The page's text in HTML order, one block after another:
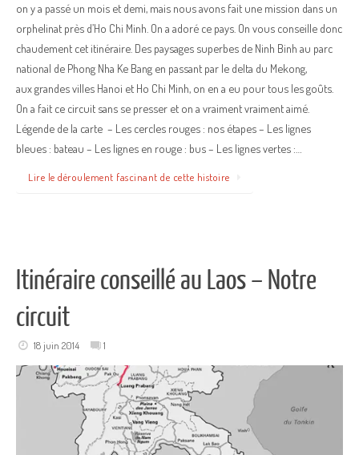
on y a passé un mois et demi, mais nous avons fait une mission dans un
orphelinat près d’Ho Chi Minh. On a adoré ce pays. On vous conseille donc
chaudement cet itinéraire. Des paysages superbes de Ninh Binh au parc
national de Phong Nha Ke Bang en passant par le delta du Mekong,
aux grandes villes Hanoi et Ho Chi Minh, on en a eu pour tous les goûts.
On a fait ce circuit sans se presser et on a vraiment vraiment aimé.
Légende de la carte – Les cercles rouges : nos étapes – Les lignes
bleues : bateau – Les lignes en rouge : bus – Les lignes vertes :…
Lire le déroulement fascinant de cette histoire
Itinéraire conseillé au Laos – Notre
circuit
18 juin 2014 1